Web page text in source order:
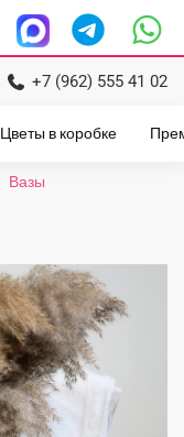
+7 (962) 555 41 02
Цветы в коробке
Вазы